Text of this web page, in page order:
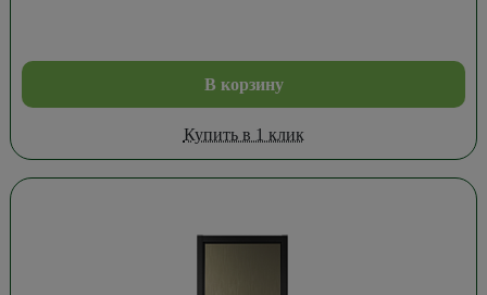
В корзину
Купить в 1 клик